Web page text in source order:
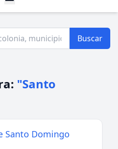
Buscar
"Santo
Santo Domingo